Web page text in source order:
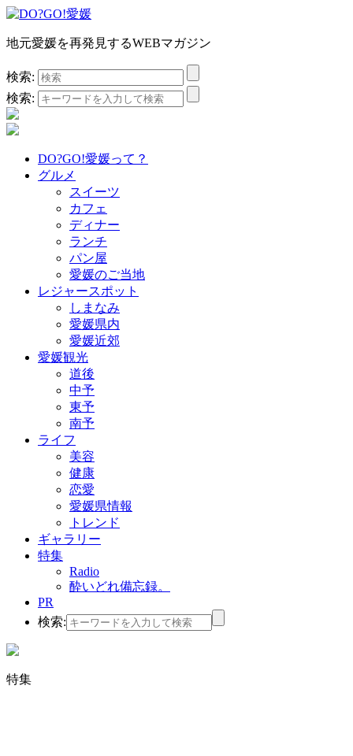
地元愛媛を再発見するWEBマガジン
検索:
検索:
DO?GO!愛媛って？
グルメ
スイーツ
カフェ
ディナー
ランチ
パン屋
愛媛のご当地
レジャースポット
しまなみ
愛媛県内
愛媛近郊
愛媛観光
道後
中予
東予
南予
ライフ
美容
健康
恋愛
愛媛県情報
トレンド
ギャラリー
特集
Radio
酔いどれ備忘録。
PR
検索:
特集